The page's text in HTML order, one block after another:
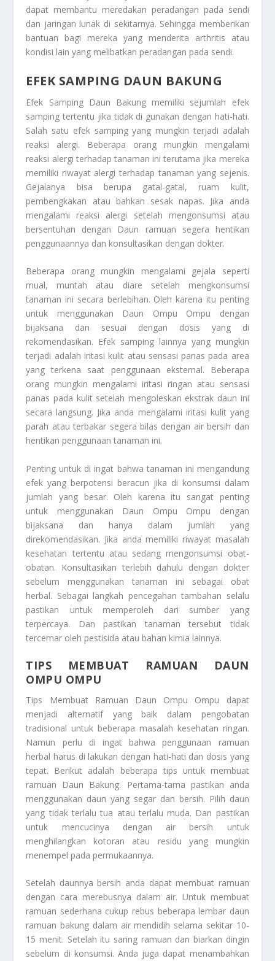
dapat membantu meredakan peradangan pada sendi
dan jaringan lunak di sekitarnya. Sehingga memberikan
bantuan bagi mereka yang menderita arthritis atau
kondisi lain yang melibatkan peradangan pada sendi.
EFEK SAMPING DAUN BAKUNG
Efek Samping Daun Bakung memiliki sejumlah efek
samping tertentu jika tidak di gunakan dengan hati-hati.
Salah satu efek samping yang mungkin terjadi adalah
reaksi alergi. Beberapa orang mungkin mengalami
reaksi alergi terhadap tanaman ini terutama jika mereka
memiliki riwayat alergi terhadap tanaman yang sejenis.
Gejalanya bisa berupa gatal-gatal, ruam kulit,
pembengkakan atau bahkan sesak napas. Jika anda
mengalami reaksi alergi setelah mengonsumsi atau
bersentuhan dengan Daun ramuan segera hentikan
penggunaannya dan konsultasikan dengan dokter.
Beberapa orang mungkin mengalami gejala seperti
mual, muntah atau diare setelah mengkonsumsi
tanaman ini secara berlebihan. Oleh karena itu penting
untuk menggunakan Daun Ompu Ompu dengan
bijaksana dan sesuai dengan dosis yang di
rekomendasikan. Efek samping lainnya yang mungkin
terjadi adalah iritasi kulit atau sensasi panas pada area
yang terkena saat penggunaan eksternal. Beberapa
orang mungkin mengalami iritasi ringan atau sensasi
panas pada kulit setelah mengoleskan ekstrak daun ini
secara langsung. Jika anda mengalami iritasi kulit yang
parah atau terbakar segera bilas dengan air bersih dan
hentikan penggunaan tanaman ini.
Penting untuk di ingat bahwa tanaman ini mengandung
efek yang berpotensi beracun jika di konsumsi dalam
jumlah yang besar. Oleh karena itu sangat penting
untuk menggunakan Daun Ompu Ompu dengan
bijaksana dan hanya dalam jumlah yang
direkomendasikan. Jika anda memiliki riwayat masalah
kesehatan tertentu atau sedang mengonsumsi obat-
obatan. Konsultasikan terlebih dahulu dengan dokter
sebelum menggunakan tanaman ini sebagai obat
herbal. Sebagai langkah pencegahan tambahan selalu
pastikan untuk memperoleh dari sumber yang
terpercaya. Dan pastikan tanaman tersebut tidak
tercemar oleh pestisida atau bahan kimia lainnya.
TIPS MEMBUAT RAMUAN DAUN
OMPU OMPU
Tips Membuat Ramuan Daun Ompu Ompu dapat
menjadi alternatif yang baik dalam pengobatan
tradisional untuk beberapa masalah kesehatan ringan.
Namun perlu di ingat bahwa penggunaan ramuan
herbal harus di lakukan dengan hati-hati dan dosis yang
tepat. Berikut adalah beberapa tips untuk membuat
ramuan Daun Bakung. Pertama-tama pastikan anda
menggunakan daun yang segar dan bersih. Pilih daun
yang tidak terlalu tua atau terlalu muda. Dan pastikan
untuk mencucinya dengan air bersih untuk
menghilangkan kotoran atau residu yang mungkin
menempel pada permukaannya.
Setelah daunnya bersih anda dapat membuat ramuan
dengan cara merebusnya dalam air. Untuk membuat
ramuan sederhana cukup rebus beberapa lembar daun
ramuan bakung dalam air mendidih selama sekitar 10-
15 menit. Setelah itu saring ramuan dan biarkan dingin
sebelum di konsumsi. Anda juga dapat menambahkan